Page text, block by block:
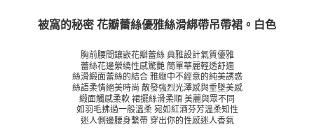
被窩的秘密 花瓣蕾絲優雅絲滑綁帶吊帶裙。白色
胸前腰間鑲嵌花瓣蕾絲 典雅設計氣質優雅
蕾絲花邊縈繞性感驚艷 簡單華麗輕透舒適
絲滑緞面蕾絲的結合 雅緻中不經意的純美誘惑
絲語柔情絕美時尚 散發強烈光澤感與垂墜美感
緞面觸感柔軟 裙擺絲滑柔順 美麗與眾不同
如羽毛拂過一般溫柔 宛如紅酒芬芳溫柔知性
迷人側邊腰身繫帶 穿出你的性感迷人香氣